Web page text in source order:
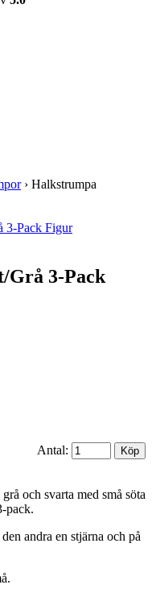
› Halkstrumpa
Grå 3-Pack
Antal:
och svarta med små söta
pack.
andra en stjärna och på